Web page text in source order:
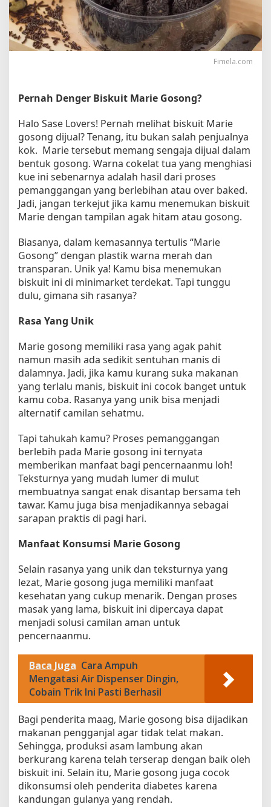
l
a
n
S
e
d
n
g
a
n
T
a
p
i
a
n
H
i
a
n
M
e
n
u
g
a
h
S
e
a
Fimela.com
Pernah Denger Biskuit Marie Gosong?
Halo Sase Lovers! Pernah melihat biskuit Marie
gosong dijual? Tenang, itu bukan salah penjualnya
kok. Marie tersebut memang sengaja dijual dalam
bentuk gosong. Warna cokelat tua yang menghiasi
kue ini sebenarnya adalah hasil dari proses
pemanggangan yang berlebihan atau over baked.
Jadi, jangan terkejut jika kamu menemukan biskuit
Marie dengan tampilan agak hitam atau gosong.
Biasanya, dalam kemasannya tertulis “Marie
Gosong” dengan plastik warna merah dan
transparan. Unik ya! Kamu bisa menemukan
biskuit ini di minimarket terdekat. Tapi tunggu
dulu, gimana sih rasanya?
Rasa Yang Unik
Marie gosong memiliki rasa yang agak pahit
namun masih ada sedikit sentuhan manis di
dalamnya. Jadi, jika kamu kurang suka makanan
yang terlalu manis, biskuit ini cocok banget untuk
kamu coba. Rasanya yang unik bisa menjadi
alternatif camilan sehatmu.
Tapi tahukah kamu? Proses pemanggangan
berlebih pada Marie gosong ini ternyata
memberikan manfaat bagi pencernaanmu loh!
Teksturnya yang mudah lumer di mulut
membuatnya sangat enak disantap bersama teh
tawar. Kamu juga bisa menjadikannya sebagai
sarapan praktis di pagi hari.
Manfaat Konsumsi Marie Gosong
Selain rasanya yang unik dan teksturnya yang
lezat, Marie gosong juga memiliki manfaat
kesehatan yang cukup menarik. Dengan proses
masak yang lama, biskuit ini dipercaya dapat
menjadi solusi camilan aman untuk
pencernaanmu.
Baca Juga Cara Ampuh
Mengatasi Air Dispenser Dingin,
Cobain Trik Ini Pasti Berhasil
Bagi penderita maag, Marie gosong bisa dijadikan
makanan pengganjal agar tidak telat makan.
Sehingga, produksi asam lambung akan
berkurang karena telah terserap dengan baik oleh
biskuit ini. Selain itu, Marie gosong juga cocok
dikonsumsi oleh penderita diabetes karena
kandungan gulanya yang rendah.